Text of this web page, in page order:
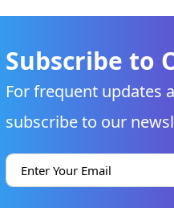
Subscribe to
For frequent updates
subscribe to our